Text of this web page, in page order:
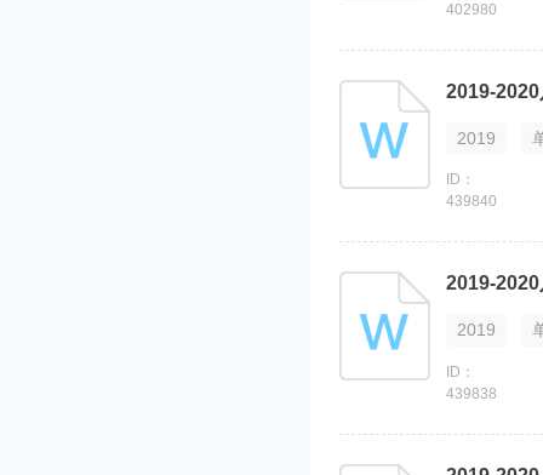
402980
2019
ID：
439840
2019
ID：
439838